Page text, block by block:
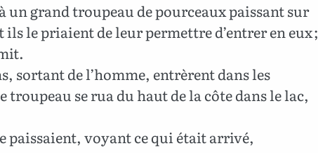
un grand troupeau de pourceaux paissant sur
le priaient de leur permettre d’entrer en eux ;
sortant de l’homme, entrèrent dans les
troupeau se rua du haut de la côte dans le lac,
paissaient, voyant ce qui était arrivé,